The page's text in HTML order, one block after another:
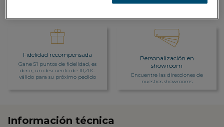
Fidelidad recompensada
Gane 51 puntos de fidelidad, es
decir, un descuento de 10,20€
válido para su próximo pedido
Personalización en
showroom
Encuentre las direcciones de
nuestros showrooms
Información técnica